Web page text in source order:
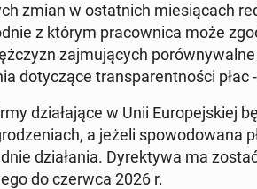
zmian w ostat­nich mie­sią­cach
z którym pra­cow­ni­ca może
zaj­mu­ją­cych
do­ty­czą­ce trans­pa­rent­no­ści płac
dzia­ła­ją­ce w Unii Eu­ro­pej­skiej
a jeżeli spo­wo­do­wa­na
dzia­ła­nia. Dy­rek­ty­wa ma
do czerwca 2026 r.